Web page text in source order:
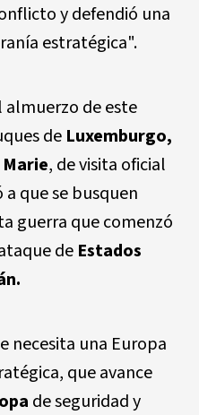
y defendió una
estratégica".
almuerzo de este
de Luxemburgo,
, de visita oficial
a que se busquen
guerra que comenzó
de Estados
necesita una Europa
que avance
de seguridad y